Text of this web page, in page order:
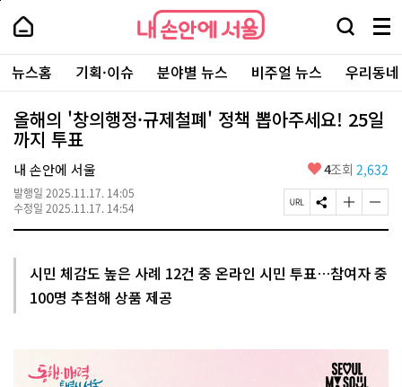
본
로
가
내
손
안
에
서
울
-
서
울
시
대
표
소
통
포
내
손
에
울
검
창
열
기
메
뉴
전
체
보
기
주
요
서
뉴스홈 기획·이슈 분야별 뉴스 비주얼 뉴스 우리동
올해의 '창의행정·규제철폐' 정책 뽑아주세요! 25일
까지 투표
내 손안에 서울
발행일 2025.11.17. 14:05
수정일 2025.11.17. 14:54
좋
요
4조회 2,632
페
이
R
L
S
N
유
하
글
자
크
게
기
글
자
작
게
기
시민 체감도 높은 사례 12건 중 온라인 시민 투표…참여자 중
100명 추첨해 상품 제공
페
상
단
로